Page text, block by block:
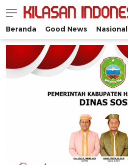
Kilasan Indonesia
Satu-satunya di Indonesia
Beranda Good News Nasional